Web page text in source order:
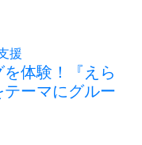
援
体験！『えら
ーマにグルー